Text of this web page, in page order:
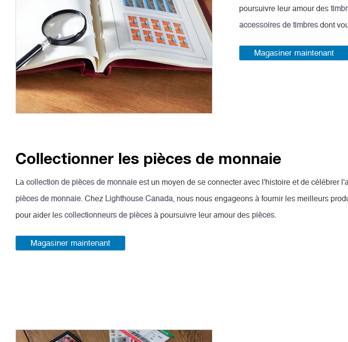
poursuivre leur amour des
accessoires de timbresdont
Magasiner maintenant
Collectionner les pièces de monnaie
La collection de pièces de monnaie est un moyen de se connecter avec l'histoire et de célébrer
pièces de monnaie . Chez Lighthouse Canada , nous nous engageons à fournir les meilleurs
pour aider les collectionneurs de pièces à poursuivre leur amour des pièces
Magasiner maintenant